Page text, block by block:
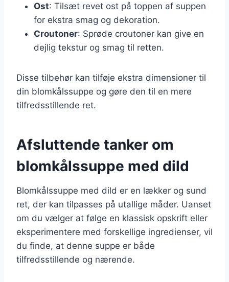
Ost: Tilsæt revet ost på toppen af suppen
for ekstra smag og dekoration.
Croutoner: Sprøde croutoner kan give en
dejlig tekstur og smag til retten.
Disse tilbehør kan tilføje ekstra dimensioner til
din blomkålssuppe og gøre den til en mere
tilfredsstillende ret.
Afsluttende tanker om
blomkålssuppe med dild
Blomkålssuppe med dild er en lækker og sund
ret, der kan tilpasses på utallige måder. Uanset
om du vælger at følge en klassisk opskrift eller
eksperimentere med forskellige ingredienser, vil
du finde, at denne suppe er både
tilfredsstillende og nærende.